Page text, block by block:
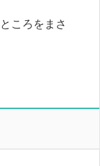
ころをまさ